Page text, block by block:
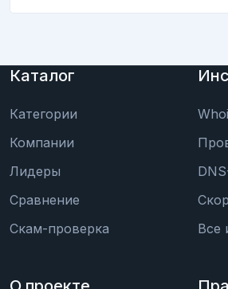
Каталог
Категории
Компании
Лидеры
Сравнение
Скам-проверка
Все